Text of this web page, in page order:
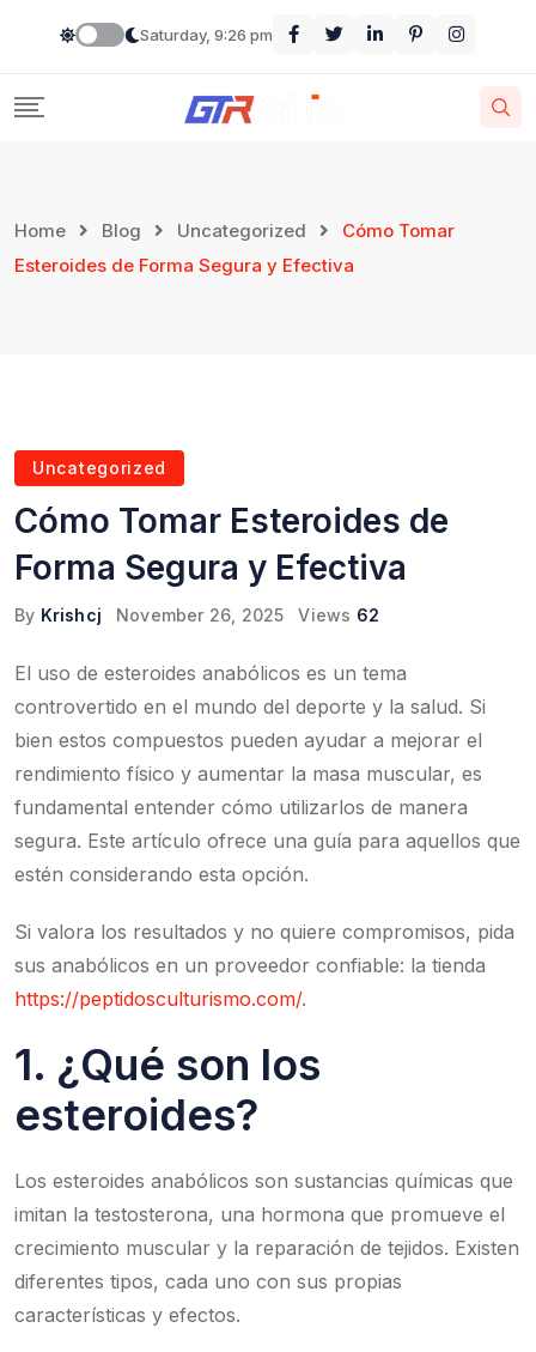
Saturday, 9:26 pm
Home Blog Uncategorized
Cómo Tomar
Esteroides de Forma Segura y Efectiva
Uncategorized
Cómo Tomar Esteroides de
Forma Segura y Efectiva
By Krishcj November 26, 2025 Views 62
El uso de esteroides anabólicos es un tema
controvertido en el mundo del deporte y la salud. Si
bien estos compuestos pueden ayudar a mejorar el
rendimiento físico y aumentar la masa muscular, es
fundamental entender cómo utilizarlos de manera
segura. Este artículo ofrece una guía para aquellos que
estén considerando esta opción.
Si valora los resultados y no quiere compromisos, pida
sus anabólicos en un proveedor confiable: la tienda
https://peptidosculturismo.com/.
1. ¿Qué son los
esteroides?
Los esteroides anabólicos son sustancias químicas que
imitan la testosterona, una hormona que promueve el
crecimiento muscular y la reparación de tejidos. Existen
diferentes tipos, cada uno con sus propias
características y efectos.